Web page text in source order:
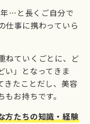
…と長くご自分で
仕事に携わっていら
ねていくごとに、ど
い」となってきま
きたことだし、美容
お持ちです。
方たちの知識・経験